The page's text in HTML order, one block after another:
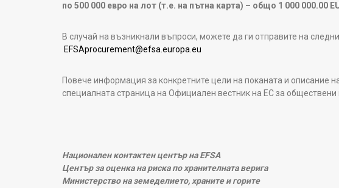
по 500 000 евро на лот (т.е. на пътна карта) – общо 1 000 000.00
В случай на възникнали въпроси, можете да ги отправите на
EFSAprocurement@efsa.europa.eu
Повече информация за конкретните цели на поканата и описание
специалната страница на Официален вестник на ЕС за обществени
Национален контактен център на EFSA
Център за оценка на риска по хранителната верига
Министерство на земеделието, храните и горите